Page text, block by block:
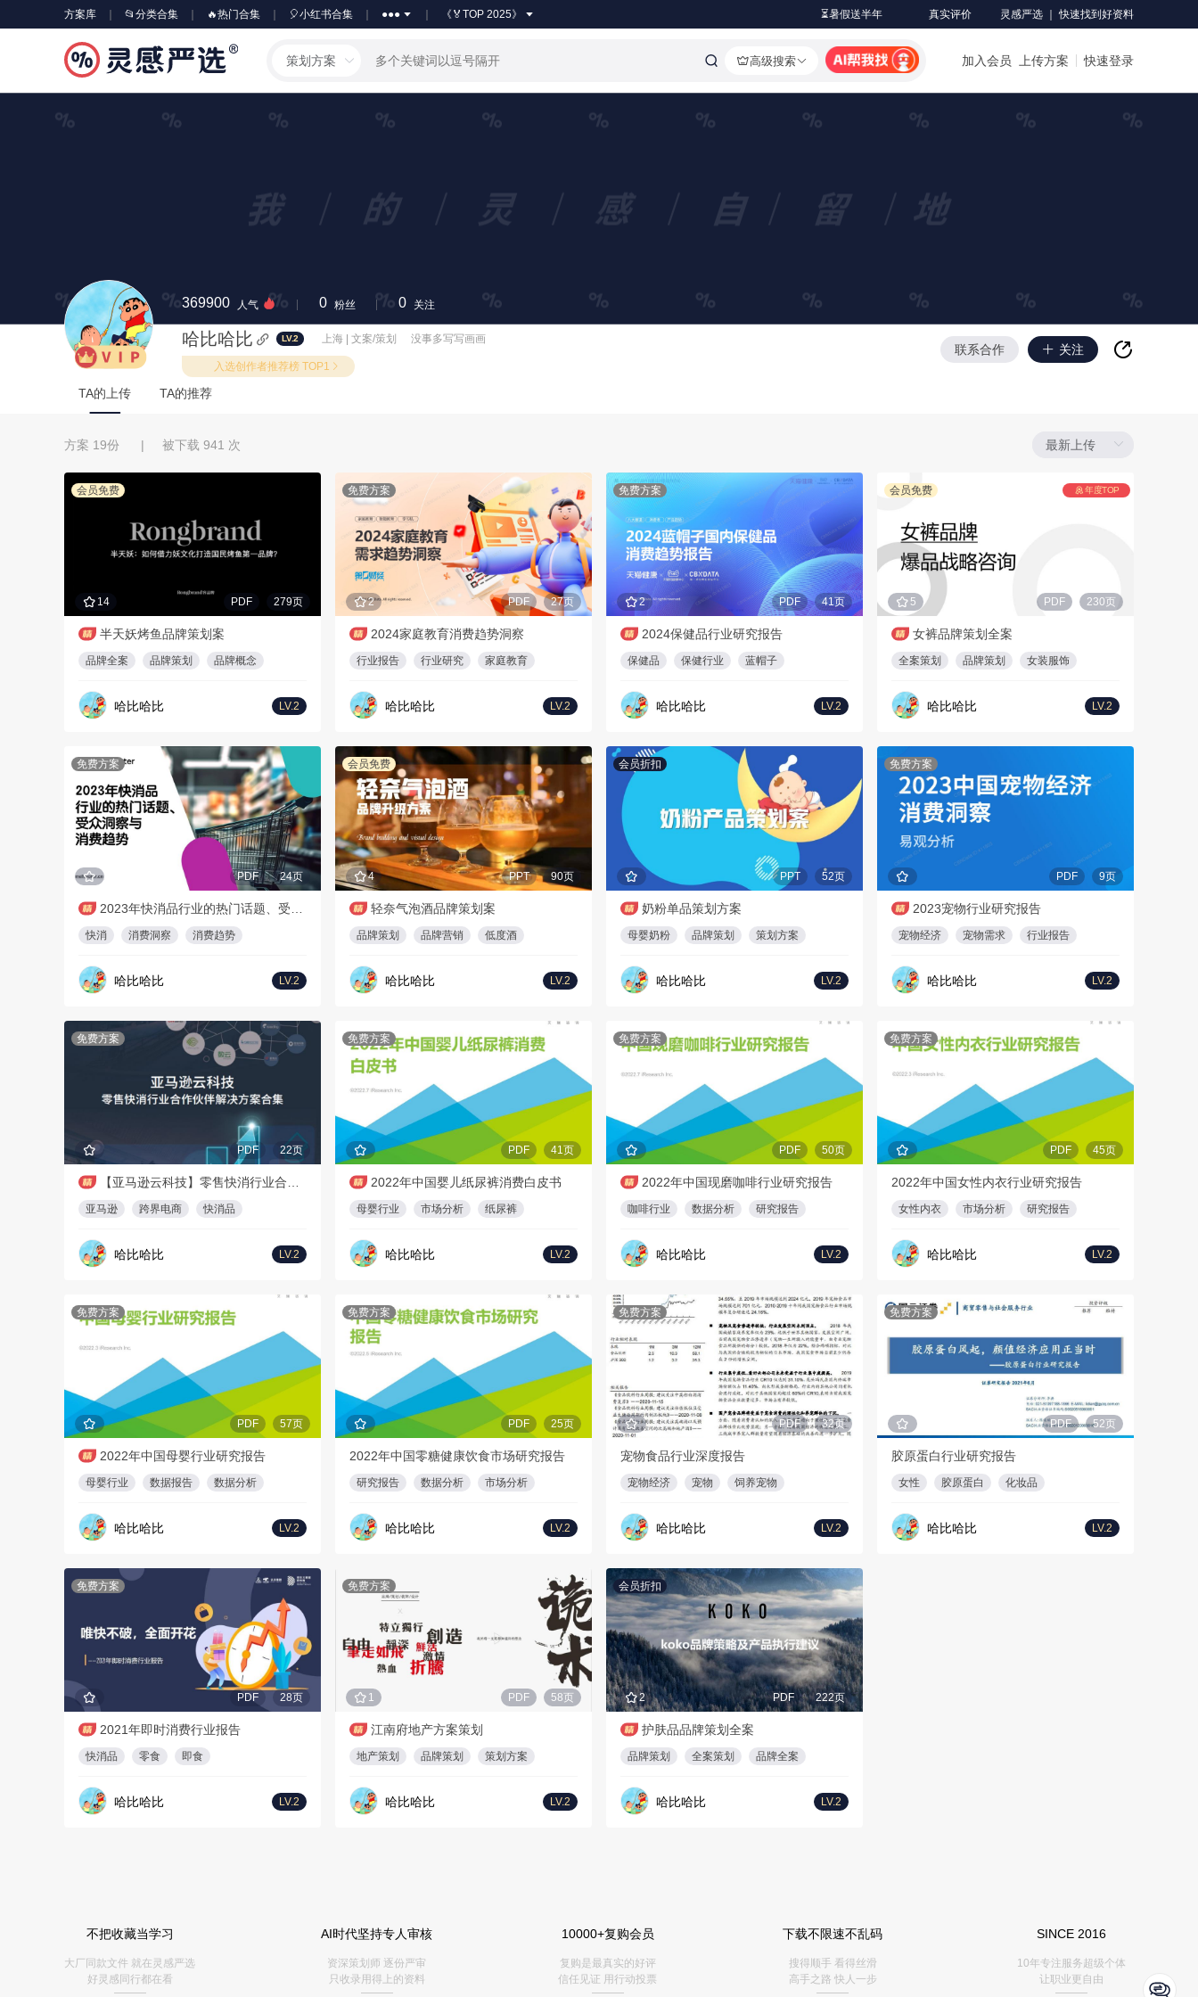
方案库 📂分类合集 🔥热门合集 🎈小红书合集 ●●● 《🏅TOP 2025》 ⏳暑假送半年 真实评价 灵感严选 ｜ 快速找到好资料
策划方案 高级搜索 加入会员 上传方案 快速登录
369900 人气 0 粉丝 0 关注
哈比哈比 LV.2 上海 | 文案/策划 没事多写写画画
入选创作者推荐榜 TOP1
联系合作 关注
TA的上传 TA的推荐
方案 19份 | 被下载 941 次
会员免费
14 PDF 279页
半天妖烤鱼品牌策划案
品牌全案 品牌策划 品牌概念
哈比哈比 LV.2
免费方案
2 PDF 27页
2024家庭教育消费趋势洞察
行业报告 行业研究 家庭教育
哈比哈比 LV.2
免费方案
2 PDF 41页
2024保健品行业研究报告
保健品 保健行业 蓝帽子
哈比哈比 LV.2
会员免费 年度TOP
5 PDF 230页
女裤品牌策划全案
全案策划 品牌策划 女装服饰
哈比哈比 LV.2
免费方案
PDF 24页
快消 消费洞察 消费趋势
哈比哈比 LV.2
会员免费
4 PPT 90页
轻奈气泡酒品牌策划案
品牌策划 品牌营销 低度酒
哈比哈比 LV.2
会员折扣
PPT 52页
奶粉单品策划方案
母婴奶粉 品牌策划 策划方案
哈比哈比 LV.2
免费方案
PDF 9页
2023宠物行业研究报告
宠物经济 宠物需求 行业报告
哈比哈比 LV.2
免费方案
PDF 22页
亚马逊 跨界电商 快消品
哈比哈比 LV.2
免费方案
PDF 41页
2022年中国婴儿纸尿裤消费白皮书
母婴行业 市场分析 纸尿裤
哈比哈比 LV.2
免费方案
PDF 50页
2022年中国现磨咖啡行业研究报告
咖啡行业 数据分析 研究报告
哈比哈比 LV.2
免费方案
PDF 45页
2022年中国女性内衣行业研究报告
女性内衣 市场分析 研究报告
哈比哈比 LV.2
免费方案
PDF 57页
2022年中国母婴行业研究报告
母婴行业 数据报告 数据分析
哈比哈比 LV.2
免费方案
PDF 25页
2022年中国零糖健康饮食市场研究报告
研究报告 数据分析 市场分析
哈比哈比 LV.2
免费方案
PDF 32页
宠物食品行业深度报告
宠物经济 宠物 饲养宠物
哈比哈比 LV.2
免费方案
PDF 52页
胶原蛋白行业研究报告
女性 胶原蛋白 化妆品
哈比哈比 LV.2
免费方案
PDF 28页
2021年即时消费行业报告
快消品 零食 即食
哈比哈比 LV.2
免费方案
1 PDF 58页
江南府地产方案策划
地产策划 品牌策划 策划方案
哈比哈比 LV.2
会员折扣
2 PDF 222页
护肤品品牌策划全案
品牌策划 全案策划 品牌全案
哈比哈比 LV.2
不把收藏当学习
大厂同款文件 就在灵感严选
好灵感同行都在看
———
AI时代坚持专人审核
资深策划师 逐份严审
只收录用得上的资料
———
10000+复购会员
复购是最真实的好评
信任见证 用行动投票
———
下载不限速不乱码
搜得顺手 看得丝滑
高手之路 快人一步
———
SINCE 2016
10年专注服务超级个体
让职业更自由
———